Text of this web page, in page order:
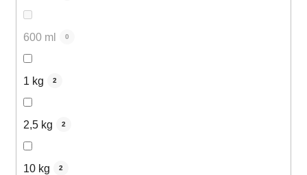
600 ml 0
1 kg 2
2,5 kg 2
10 kg 2